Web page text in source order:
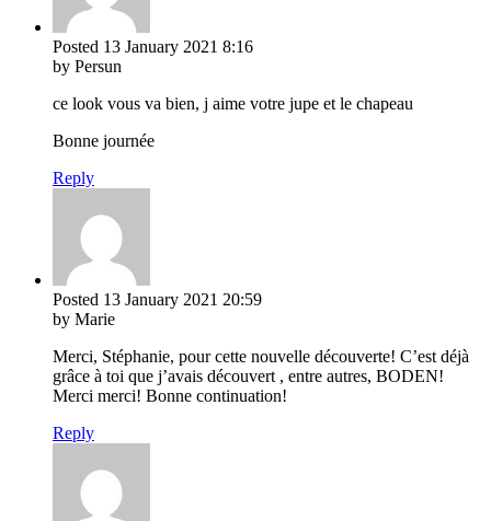
Posted 13 January 2021 8:16
by Persun
ce look vous va bien, j aime votre jupe et le chapeau
Bonne journée
Reply
Posted 13 January 2021 20:59
by Marie
Merci, Stéphanie, pour cette nouvelle découverte! C’est déjà
grâce à toi que j’avais découvert , entre autres, BODEN!
Merci merci! Bonne continuation!
Reply